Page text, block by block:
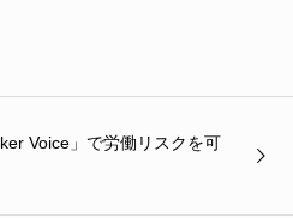
Voice」で労働リスクを可